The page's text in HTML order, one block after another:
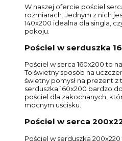
W naszej ofercie pościel
rozmiarach. Jednym z nich
140x200 idealna dla singla,
pokoju.
Pościel w serduszka
Pościel w serca 160x200 to
To świetny sposób na
świetny pomysł na prezent z
serduszka 160x200 bardzo
pościel dla zakochanych,
mocnym uścisku.
Pościel w serca
Pościel w serduszka